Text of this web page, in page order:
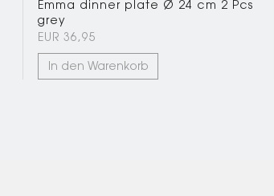
Emma dinner plate Ø 24 cm 2 Pcs
grey
EUR 36,95
In den Warenkorb